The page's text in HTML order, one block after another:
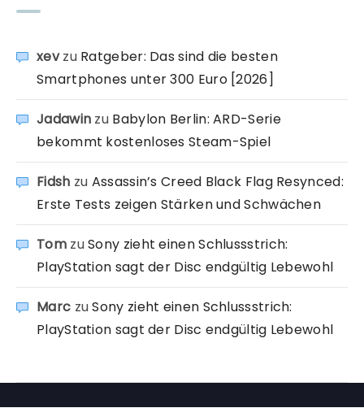
xevzu Ratgeber: Das sind die besten
Smartphones unter 300 Euro [2026]
Jadawin zu Babylon Berlin: ARD-Serie
bekommt kostenloses Steam-Spiel
Fidsh zu Assassin’s Creed Black Flag Resynced:
Erste Tests zeigen Stärken und Schwächen
TomzuSony zieht einen Schlussstrich:
PlayStation sagt der Disc endgültig Lebewohl
Marc zuSony zieht einen Schlussstrich:
PlayStation sagt der Disc endgültig Lebewohl